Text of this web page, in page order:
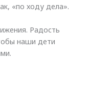
«по ходу дела».
Радость
наши дети